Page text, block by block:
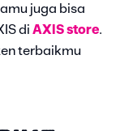
juga bisa
di AXIS store.
terbaikmu